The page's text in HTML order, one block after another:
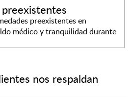
preexistentes en
médico y tranquilidad durante
nos respaldan